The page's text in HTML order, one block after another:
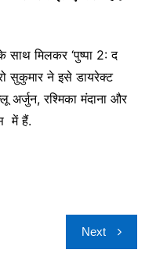
साथ मिलकर ‘पुष्पा 2: द
सुकुमार ने इसे डायरेक्ट
अर्जुन, रश्मिका मंदाना और
में हैं.
Next